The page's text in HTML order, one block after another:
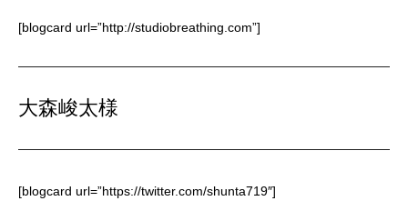
[blogcard url=”http://studiobreathing.com”]
大森峻太様
[blogcard url=”https://twitter.com/shunta719″]